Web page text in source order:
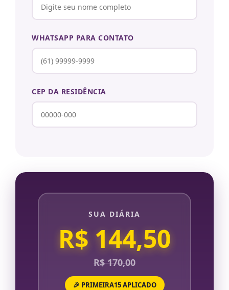
WHATSAPP PARA CONTATO
CEP DA RESIDÊNCIA
SUA DIÁRIA
R$ 144,50
R$ 170,00
🎉 PRIMEIRA15 APLICADO